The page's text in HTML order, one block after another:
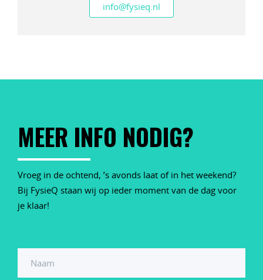
info@fysieq.nl
MEER INFO NODIG?
Vroeg in de ochtend, ’s avonds laat of in het weekend?
Bij FysieQ staan wij op ieder moment van de dag voor
je klaar!